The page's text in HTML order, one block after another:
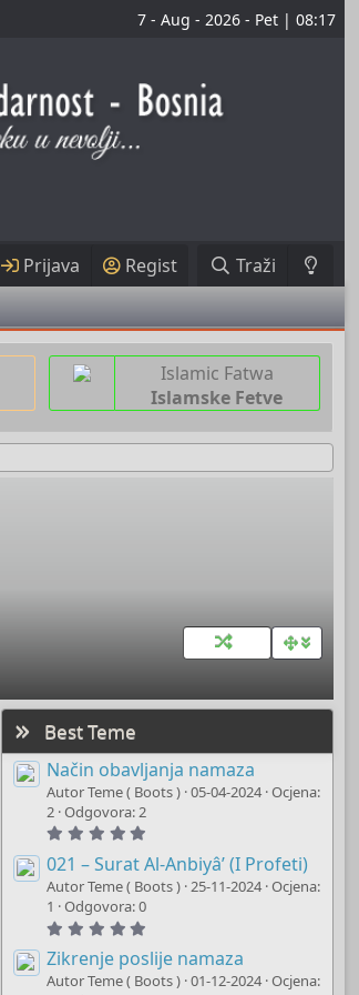
7 - Aug - 2026 - Pet | 08:17
Prijava Regist Traži
Islamic Fatwa
Islamske Fetve
Best Teme
Način obavljanja namaza
Autor Teme ( Boots ) 05-04-2024 Ocjena:
2 Odgovora: 2
0
0
s
(
s
)
021 – Surat Al-Anbiyâ’ (I Profeti)
Autor Teme ( Boots ) 25-11-2024 Ocjena:
1
Odgovora: 0
0
0
s
Zikrenje poslije namaza
Autor Teme ( Boots ) 01-12-2024 Ocjena: